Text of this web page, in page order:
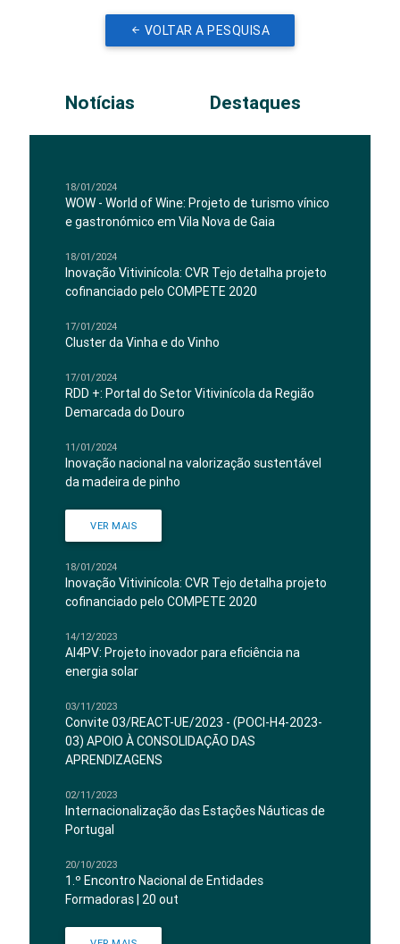
VOLTAR A PESQUISA
Notícias Destaques
18/01/2024
WOW - World of Wine: Projeto de turismo vínico
e gastronómico em Vila Nova de Gaia
18/01/2024
Inovação Vitivinícola: CVR Tejo detalha projeto
cofinanciado pelo COMPETE 2020
17/01/2024
Cluster da Vinha e do Vinho
17/01/2024
RDD +: Portal do Setor Vitivinícola da Região
Demarcada do Douro
11/01/2024
Inovação nacional na valorização sustentável
da madeira de pinho
VER MAIS
18/01/2024
Inovação Vitivinícola: CVR Tejo detalha projeto
cofinanciado pelo COMPETE 2020
14/12/2023
AI4PV: Projeto inovador para eficiência na
energia solar
03/11/2023
Convite 03/REACT-UE/2023 - (POCI-H4-2023-
03) APOIO À CONSOLIDAÇÃO DAS
APRENDIZAGENS
02/11/2023
Internacionalização das Estações Náuticas de
Portugal
20/10/2023
1.º Encontro Nacional de Entidades
Formadoras | 20 out